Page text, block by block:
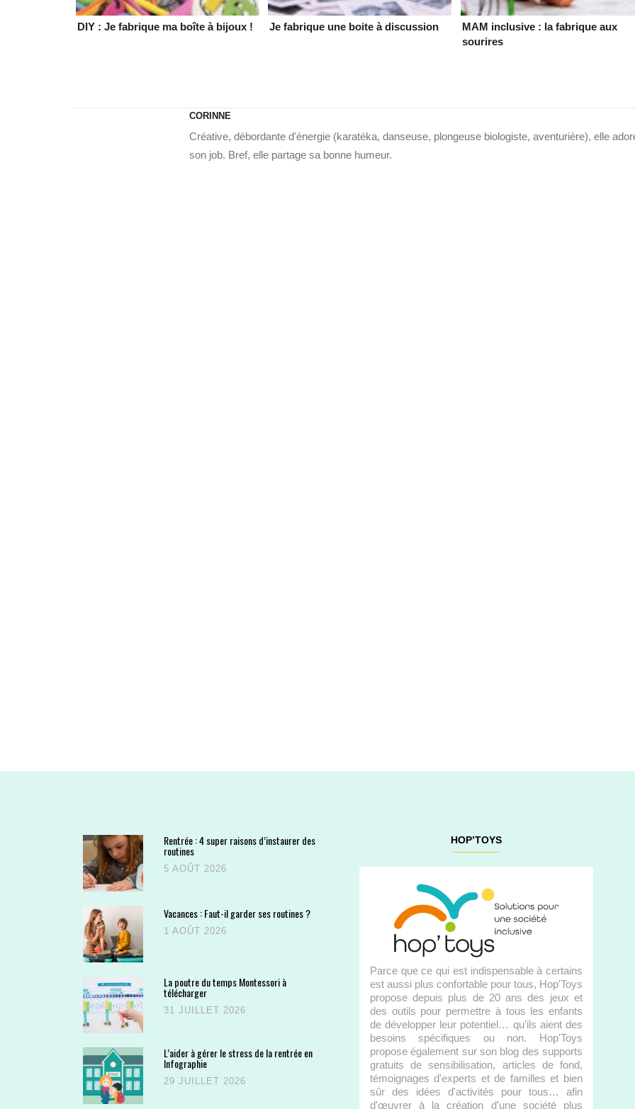
DIY : Je fabrique ma boîte à bijoux ! Je fabrique une boite à discussion
MAM inclusive : la fabrique aux
sourires
CORINNE
Créative, débordante d'énergie (karatéka, danseuse, plongeuse biologiste, aventurière), elle
son job. Bref, elle partage sa bonne humeur.
Rentrée : 4 super raisons d’instaurer des
routines
5 AOÛT 2026
Vacances : Faut-il garder ses routines ?
1 AOÛT 2026
La poutre du temps Montessori à
télécharger
31 JUILLET 2026
L’aider à gérer le stress de la rentrée en
Infographie
29 JUILLET 2026
HOP’TOYS
Parce que ce qui est indispensable à certains
est aussi plus confortable pour tous, Hop'Toys
propose depuis plus de 20 ans des jeux et
des outils pour permettre à tous les enfants
de développer leur potentiel… qu'ils aient des
besoins spécifiques ou non. Hop'Toys
propose également sur son blog des supports
gratuits de sensibilisation, articles de fond,
témoignages d'experts et de familles et bien
sûr des idées d'activités pour tous… afin
d'œuvrer à la création d'une société plus